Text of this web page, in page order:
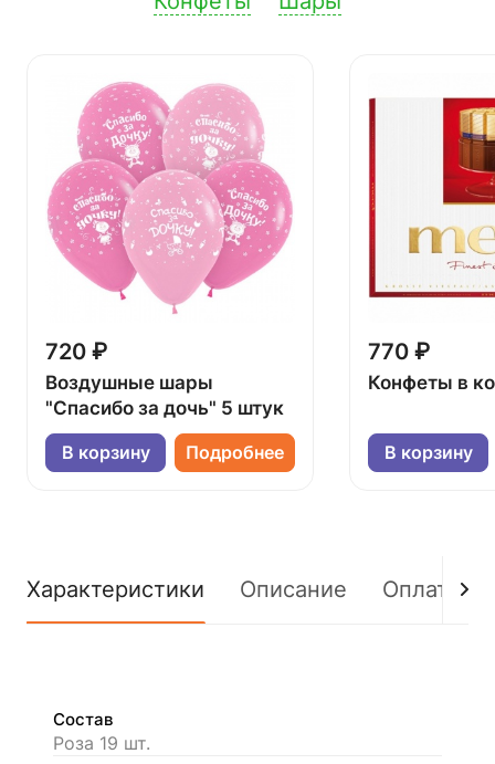
720 ₽
Воздушные шары
"Спасибо за дочь" 5 штук
В корзину Подробнее
770 ₽
Конфеты в
В корзину
Характеристики Описание Оплата
Состав
Роза 19 шт.